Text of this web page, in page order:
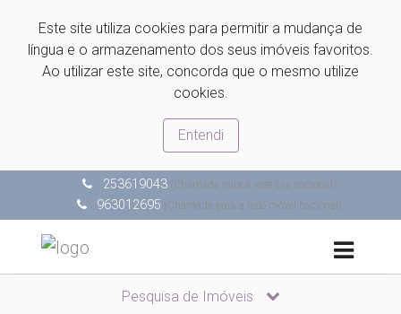
Este site utiliza cookies para permitir a mudança de
língua e o armazenamento dos seus imóveis favoritos.
Ao utilizar este site, concorda que o mesmo utilize
cookies.
Entendi
253619043(Chamada para a rede fixa nacional)
963012695 (Chamada para a rede móvel nacional)
Pesquisa de Imóveis